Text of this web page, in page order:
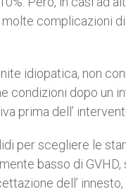
molte complicazioni
idiopatica, non
condizioni dopo un
prima dell’
per scegliere le
basso di
dell’